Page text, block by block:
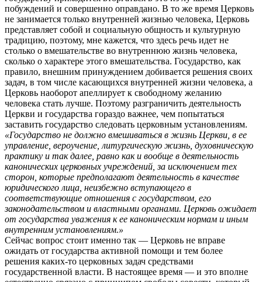
побуждений и совершенно оправдано. В то же время Церковь
не занимается только внутренней жизнью человека, Церковь
представляет собой и социальную общность и культурную
традицию, поэтому, мне кажется, что здесь речь идет не
столько о вмешательстве во внутреннюю жизнь человека,
сколько о характере этого вмешательства. Государство, как
правило, внешним принуждением добивается решения своих
задач, в том числе касающихся внутренней жизни человека, а
Церковь наоборот апеллирует к свободному желанию
человека стать лучше. Поэтому разграничить деятельность
Церкви и государства гораздо важнее, чем попытаться
заставить государство следовать церковным установлениям.
«Государство не должно вмешиваться в жизнь Церкви, в ее
управление, вероучение, литургическую жизнь, духовническую
практику и так далее, равно как и вообще в деятельность
канонических церковных учреждений, за исключением тех
сторон, которые предполагают деятельность в качестве
юридического лица, неизбежно вступающего в
соответствующие отношения с государством, его
законодательством и властными органами. Церковь ожидает
от государства уважения к ее каноническим нормам и иным
внутренним установлениям.»
Сейчас вопрос стоит именно так — Церковь не вправе
ожидать от государства активной помощи и тем более
решения каких-то церковных задач средствами
государственной власти. В настоящее время — и это вполне